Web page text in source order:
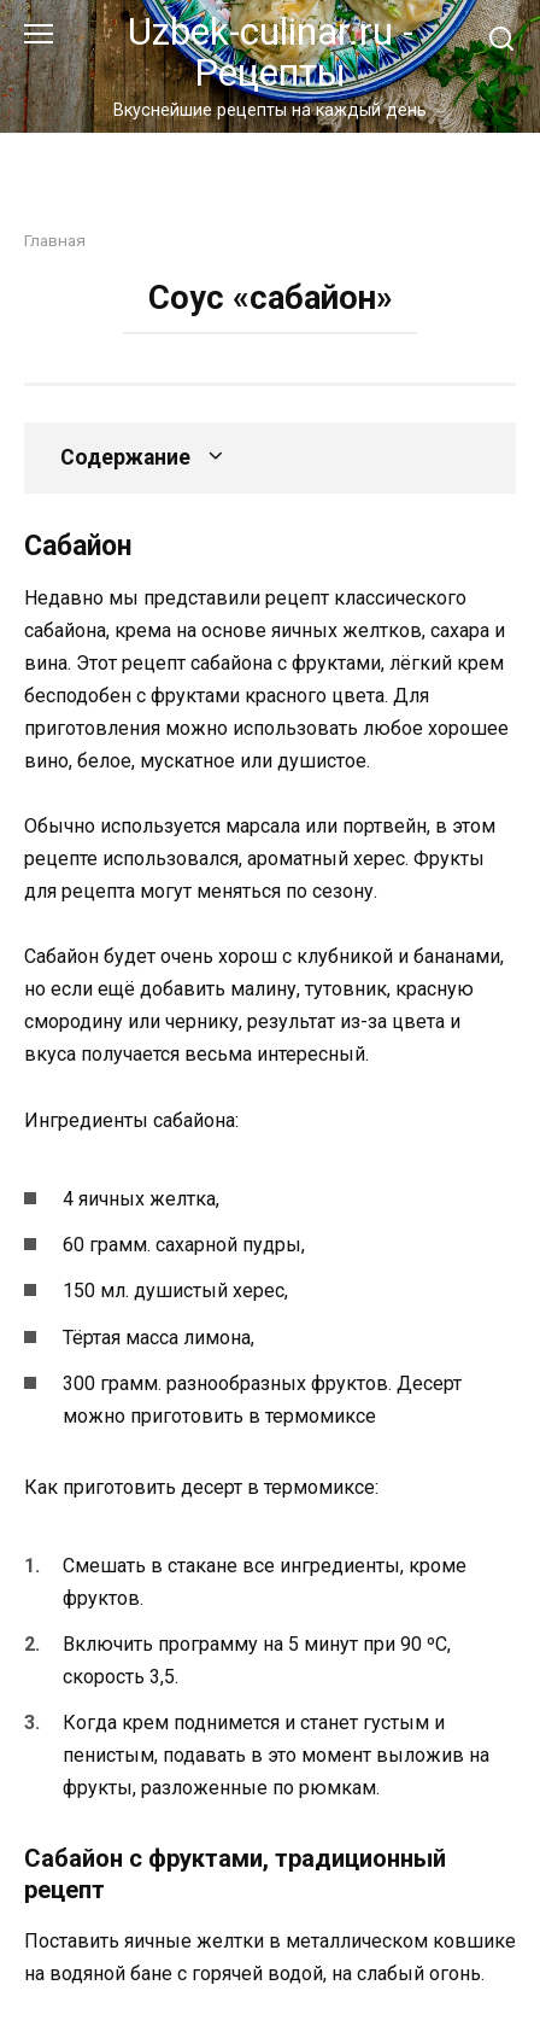
Перейти
к
контенту
Uzbek-culinar.ru -
Рецепты
Вкуснейшие рецепты на каждый день
Главная
Соус «сабайон»
Содержание
Сабайон
Недавно мы представили рецепт классического
сабайона, крема на основе яичных желтков, сахара и
вина. Этот рецепт сабайона с фруктами, лёгкий крем
бесподобен с фруктами красного цвета. Для
приготовления можно использовать любое хорошее
вино, белое, мускатное или душистое.
Обычно используется марсала или портвейн, в этом
рецепте использовался, ароматный херес. Фрукты
для рецепта могут меняться по сезону.
Сабайон будет очень хорош с клубникой и бананами,
но если ещё добавить малину, тутовник, красную
смородину или чернику, результат из-за цвета и
вкуса получается весьма интересный.
Ингредиенты сабайона:
4 яичных желтка,
60 грамм. сахарной пудры,
150 мл. душистый херес,
Тёртая масса лимона,
300 грамм. разнообразных фруктов. Десерт
можно приготовить в термомиксе
Как приготовить десерт в термомиксе:
Смешать в стакане все ингредиенты, кроме
фруктов.
Включить программу на 5 минут при 90 ºС,
скорость 3,5.
Когда крем поднимется и станет густым и
пенистым, подавать в это момент выложив на
фрукты, разложенные по рюмкам.
Сабайон с фруктами, традиционный
рецепт
Поставить яичные желтки в металлическом ковшике
на водяной бане с горячей водой, на слабый огонь.